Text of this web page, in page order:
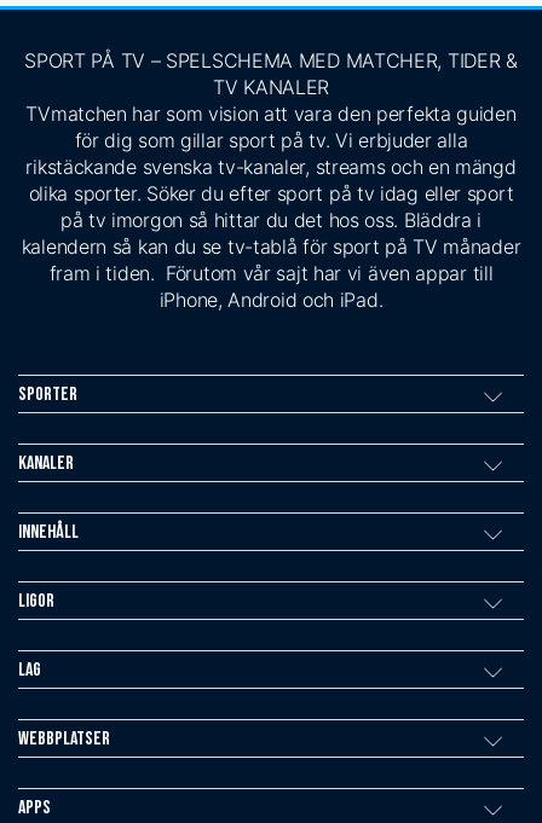
SPORT PÅ TV – SPELSCHEMA MED MATCHER, TIDER &
TV KANALER
TVmatchen har som vision att vara den perfekta guiden
för dig som gillar sport på tv. Vi erbjuder alla
rikstäckande svenska tv-kanaler, streams och en mängd
olika sporter. Söker du efter sport på tv idag eller sport
på tv imorgon så hittar du det hos oss. Bläddra i
kalendern så kan du se tv-tablå för sport på TV månader
fram i tiden. Förutom vår sajt har vi även appar till
iPhone, Android och iPad.
Sporter
Kanaler
Innehåll
Ligor
Lag
Webbplatser
Apps